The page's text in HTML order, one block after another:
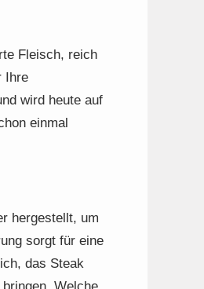
Fleisch, reich
Ihre
wird heute auf
einmal
hergestellt, um
sorgt für eine
das Steak